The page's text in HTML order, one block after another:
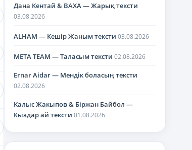
Дана Кентай & BAXA — Жарық тексти
03.08.2026
ALHAM — Кешір Жаным тексти 03.08.2026
META TEAM — Таласым тексти 02.08.2026
Ernar Aidar — Мендік боласың тексти
02.08.2026
Калыс Жакыпов & Біржан Байбол —
Кыздар ай тексти 01.08.2026